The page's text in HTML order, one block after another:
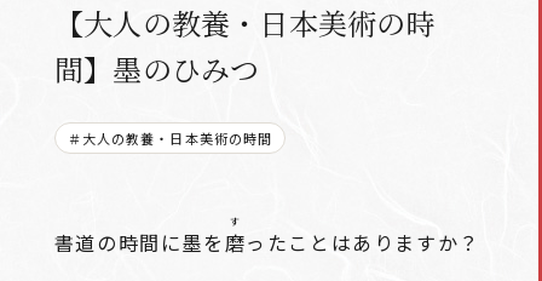
【大人の教養・日本美術の時
間】墨のひみつ
＃大人の教養・日本美術の時間
書道の時間に墨を磨
す
ったことはありますか？